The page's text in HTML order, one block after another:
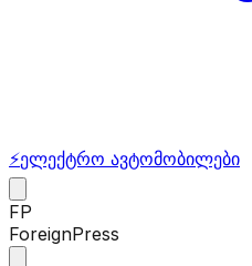
⚡ელექტრო ავტომობილები
FP
ForeignPress